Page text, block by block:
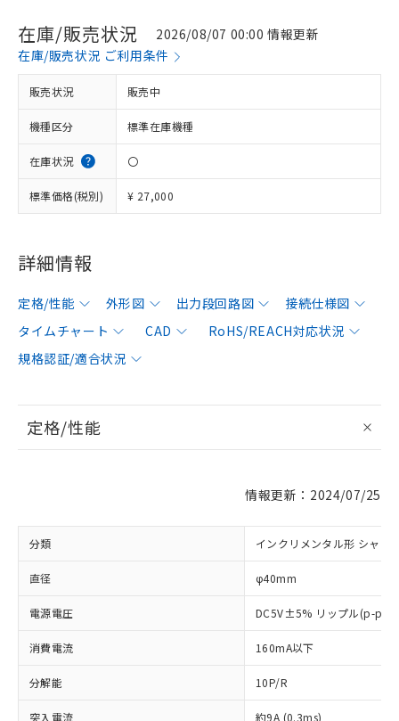
在庫/販売状況
2026/08/07 00:00 情報更新
在庫/販売状況 ご利用条件
販売状況 販売中
機種区分 標準在庫機種
在庫状況 〇
標準価格(税別) ¥ 27,000
詳細情報
定格/性能 外形図 出力段回路図
接続仕様図
タイムチャート
CAD
RoHS/REACH対応状況
規格認証/適合状況
定格/性能
情報更新：2024/07/25
分類 インクリメンタル形 シャフ
直径 φ40mm
電源電圧 DC5V±5% リップル(p-
消費電流 160mA以下
分解能 10P/R
突入電流 約9A (0.3ms)